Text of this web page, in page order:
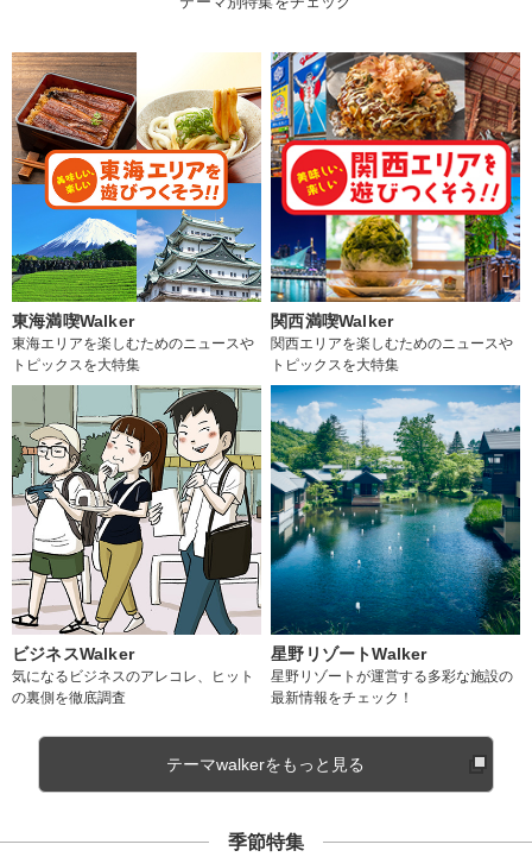
東海満喫Walker
東海エリアを楽しむためのニュースや
トピックスを大特集
関西満喫Walker
関西エリアを楽しむためのニュースや
トピックスを大特集
ビジネスWalker
気になるビジネスのアレコレ、ヒット
の裏側を徹底調査
星野リゾートWalker
星野リゾートが運営する多彩な施設の
最新情報をチェック！
テーマwalkerをもっと見る
季節特集